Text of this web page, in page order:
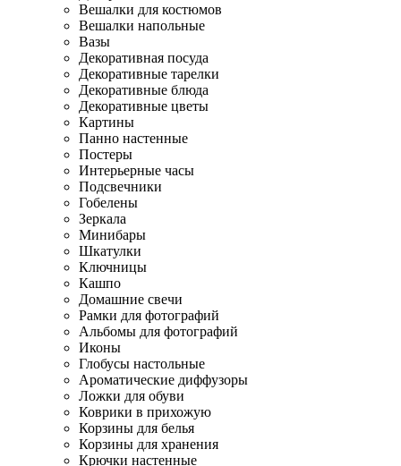
Вешалки для костюмов
Вешалки напольные
Вазы
Декоративная посуда
Декоративные тарелки
Декоративные блюда
Декоративные цветы
Картины
Панно настенные
Постеры
Интерьерные часы
Подсвечники
Гобелены
Зеркала
Минибары
Шкатулки
Ключницы
Кашпо
Домашние свечи
Рамки для фотографий
Альбомы для фотографий
Иконы
Глобусы настольные
Ароматические диффузоры
Ложки для обуви
Коврики в прихожую
Корзины для белья
Корзины для хранения
Крючки настенные